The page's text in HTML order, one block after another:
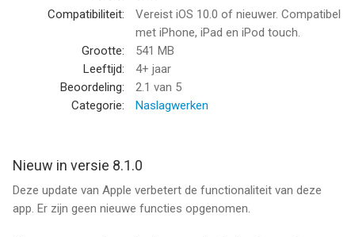
verdwijnen als bij toverslag de advertenties voor altijd. (in-app
aankoop… tot nu toe betaalden we de ontwikkeling uit
advertentie opbrengsten)
Sync! Als u een iPhone én een iPad heeft worden de notities en
waarnemingen die u op het ene toestel heeft gedaan vanzelf
Vogels in Nederland van NAKKO-SERVICES is een app voor
iPhone, iPad en iPod touch met iOS versie 10.0 of hoger,
Compatibiliteit:
Vereist iOS 10.0 of nieuwer. Compatibel
met iPhone, iPad en iPod touch.
Grootte:
541 MB
Leeftijd:
4+ jaar
Beoordeling:
2.1 van 5
Categorie:
Naslagwerken
Nieuw in versie 8.1.0
Deze update van Apple verbetert de functionaliteit van deze
app. Er zijn geen nieuwe functies opgenomen.